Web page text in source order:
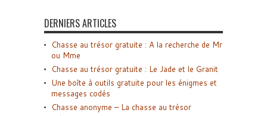
DERNIERS ARTICLES
Chasse au trésor gratuite : A la recherche de Mr
ou Mme
Chasse au trésor gratuite : Le Jade et le Granit
Une boîte à outils gratuite pour les énigmes et
messages codés
Chasse anonyme – La chasse au trésor